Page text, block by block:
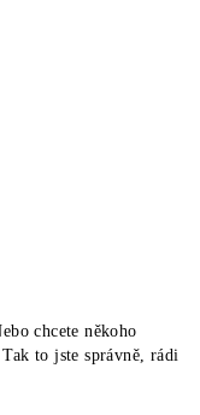
chcete někoho
to jste správně, rádi